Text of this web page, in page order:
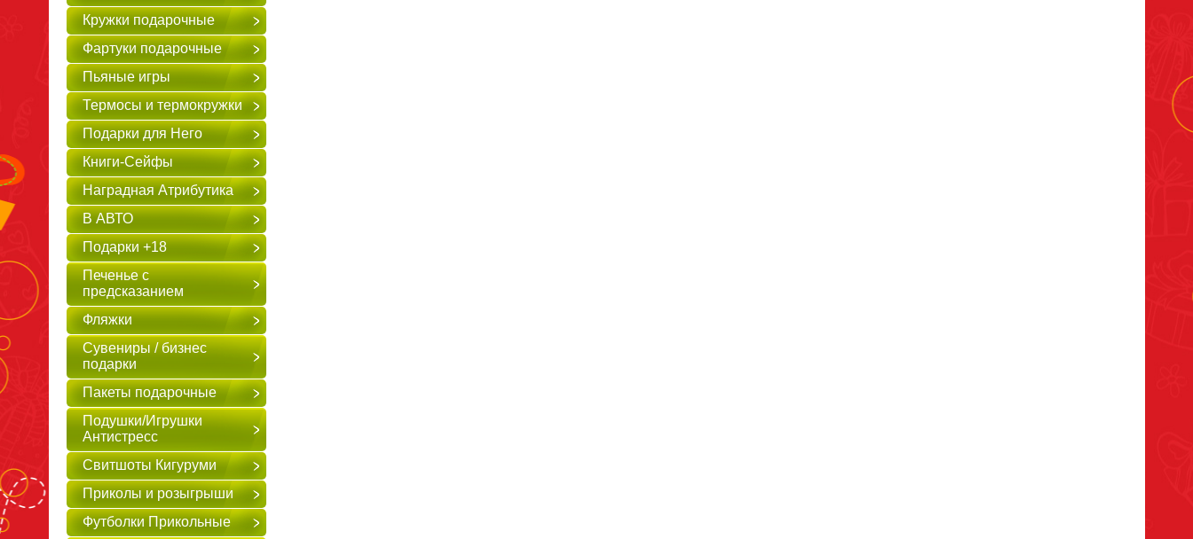
Кружки подарочные
Фартуки подарочные
Пьяные игры
Термосы и термокружки
Подарки для Него
Книги-Сейфы
Наградная Атрибутика
В АВТО
Подарки +18
Печенье с
предсказанием
Фляжки
Сувениры / бизнес
подарки
Пакеты подарочные
Подушки/Игрушки
Антистресс
Свитшоты Кигуруми
Приколы и розыгрыши
Футболки Прикольные